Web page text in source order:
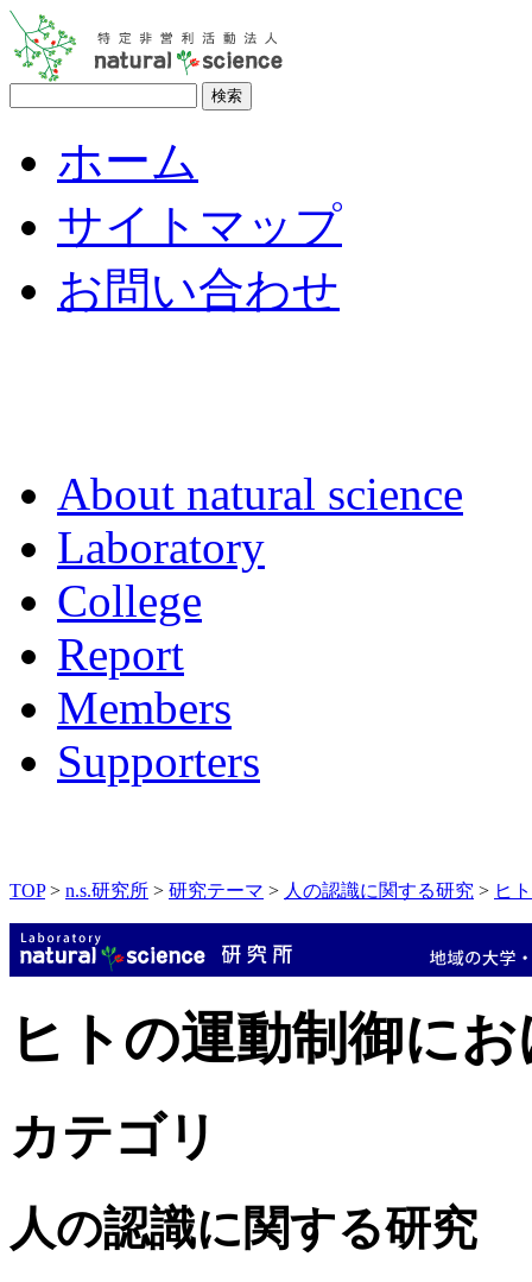
ホーム
サイトマップ
お問い合わせ
About natural science
Laboratory
College
Report
Members
Supporters
TOP> n.s.研究所 > 研究テーマ > 人の認識に関する研究 > ヒ
ヒトの運動制御に
カテゴリ
人の認識に関する研究